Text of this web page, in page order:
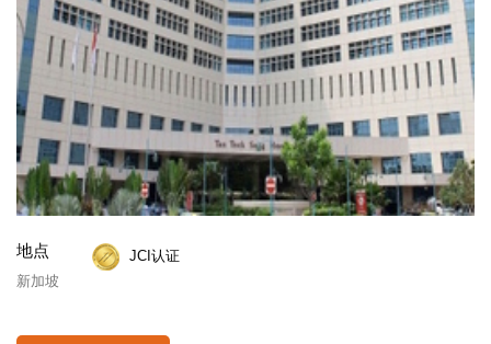
地点
新加坡
JCI认证